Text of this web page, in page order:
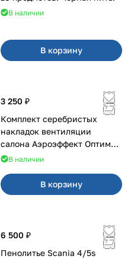
В наличии
В корзину
3 250 ₽
Комплект серебристых
накладок вентиляции
салона Аэроэффект Оптимал
на 4х4
В наличии
В корзину
6 500 ₽
Пенолитье Scania 4/5s